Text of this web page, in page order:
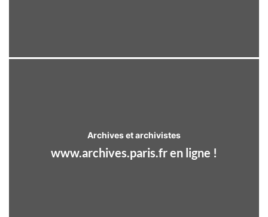
Archives et archivistes
www.archives.paris.fr en ligne !